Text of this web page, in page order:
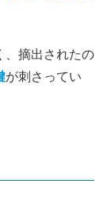
、摘出されたの
が刺さってい